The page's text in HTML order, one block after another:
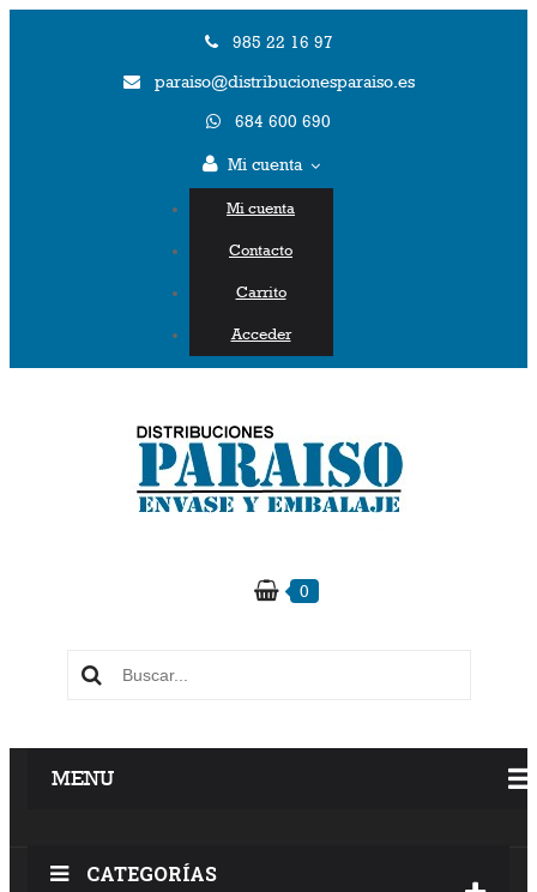
985 22 16 97
paraiso@distribucionesparaiso.es
684 600 690
Mi cuenta
Mi cuenta
Contacto
Carrito
Acceder
0
MENU
CATEGORÍAS